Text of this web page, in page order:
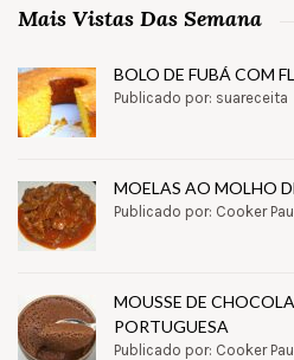
Mais Vistas Das Semana
BOLO DE FUBÁ COM
Publicado por: suareceita
MOELAS AO MOLHO
Publicado por: Cooker
MOUSSE DE
PORTUGUESA
Publicado por: Cooker